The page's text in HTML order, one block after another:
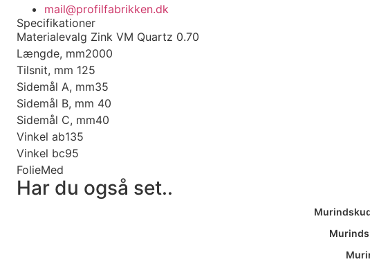
mail@profilfabrikken.dk
Specifikationer
Materialevalg Zink VM Quartz 0.70
Længde, mm2000
Tilsnit, mm 125
Sidemål A, mm35
Sidemål B, mm 40
Sidemål C, mm40
Vinkel ab135
Vinkel bc95
FolieMed
Har du også set..